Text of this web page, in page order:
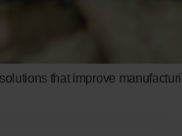
that improve